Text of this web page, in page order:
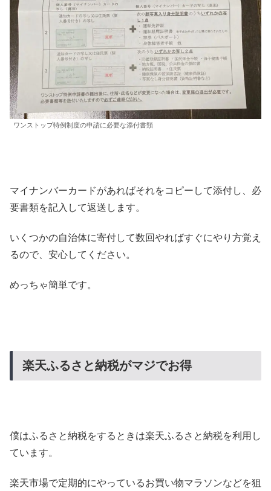
ワンストップ特例制度の申請に必要な添付書類
マイナンバーカードがあればそれをコピーして添付し、必
要書類を記入して返送します。
いくつかの自治体に寄付して数回やればすぐにやり方覚え
るので、安心してください。
めっちゃ簡単です。
楽天ふるさと納税がマジでお得
僕はふるさと納税をするときは楽天ふるさと納税を利用し
ています。
楽天市場で定期的にやっているお買い物マラソンなどを狙